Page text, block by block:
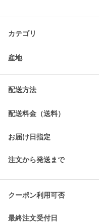
カテゴリ
産地
配送方法
配送料金（送料）
お届け日指定
注文から発送まで
クーポン利用可否
最終注文受付日